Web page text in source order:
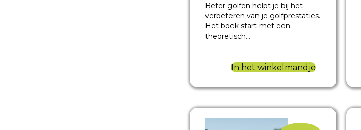
Beter golfen helpt je bij het
verbeteren van je golfprestaties.
Het boek start met een
theoretisch…
In het winkelmandje